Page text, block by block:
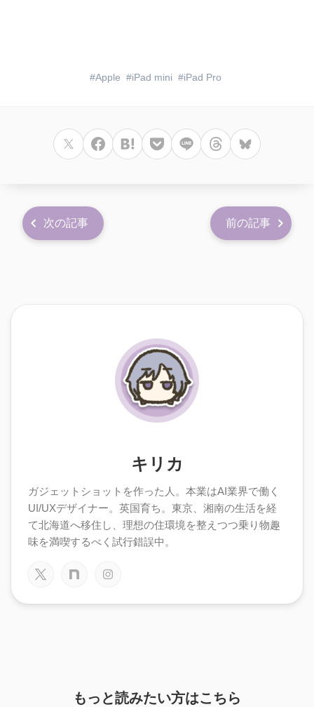
Apple iPad mini iPad Pro
次の記事 前の記事
キリカ
ガジェットショットを作った人。本業はAI業界で働く
UI/UXデザイナー。英国育ち。東京、湘南の生活を経
て北海道へ移住し、理想の住環境を整えつつ乗り物趣
味を満喫するべく試行錯誤中。
もっと読みたい方はこちら